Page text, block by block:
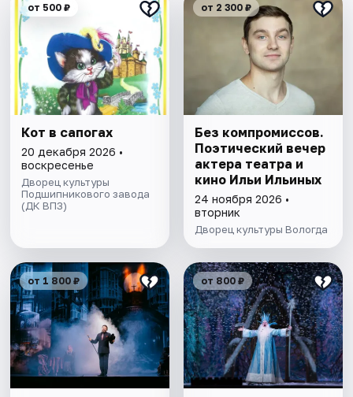
от 500 ₽
Кот в сапогах
20 декабря 2026 •
воскресенье
Дворец культуры
Подшипникового завода
(ДК ВПЗ)
от 2 300 ₽
Без компромиссов.
Поэтический вечер
актера театра и
кино Ильи Ильиных
24 ноября 2026 •
вторник
Дворец культуры Вологда
от 1 800 ₽ от 800 ₽